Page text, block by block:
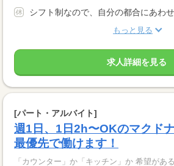
シフト制なので、自分の都合にあわ
もっと見る
求人詳細を見る
[パート・アルバイト]
週1日、1日2h〜OKのマクド
最優先で働けます！
「カウンター」か「キッチン」か 希望があ